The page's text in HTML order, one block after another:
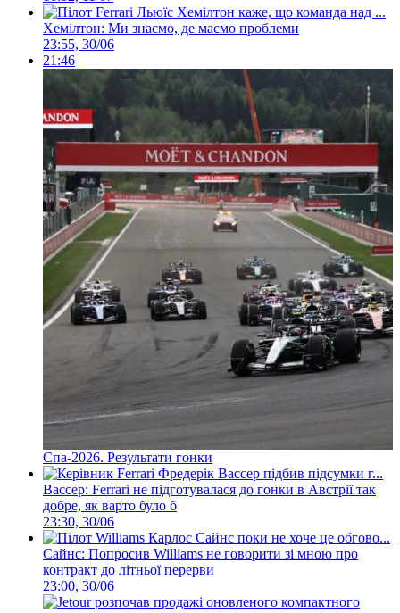
Хемілтон: Ми знаємо, де маємо проблеми
23:55, 30/06
21:46
Спа-2026. Результати гонки
Вассер: Ferrari не підготувалася до гонки в Австрії так
добре, як варто було б
23:30, 30/06
Сайнс: Попросив Williams не говорити зі мною про
контракт до літньої перерви
23:00, 30/06